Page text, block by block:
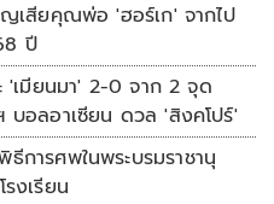
เสียคุณพ่อ 'ฮอร์เก' จากไป
ปี
'เมียนมา' 2-0 จาก 2 จุด
บอลอาเซียน ดวล 'สิงคโปร์'
การศพในพระบรมราชานุ
รงเรียน